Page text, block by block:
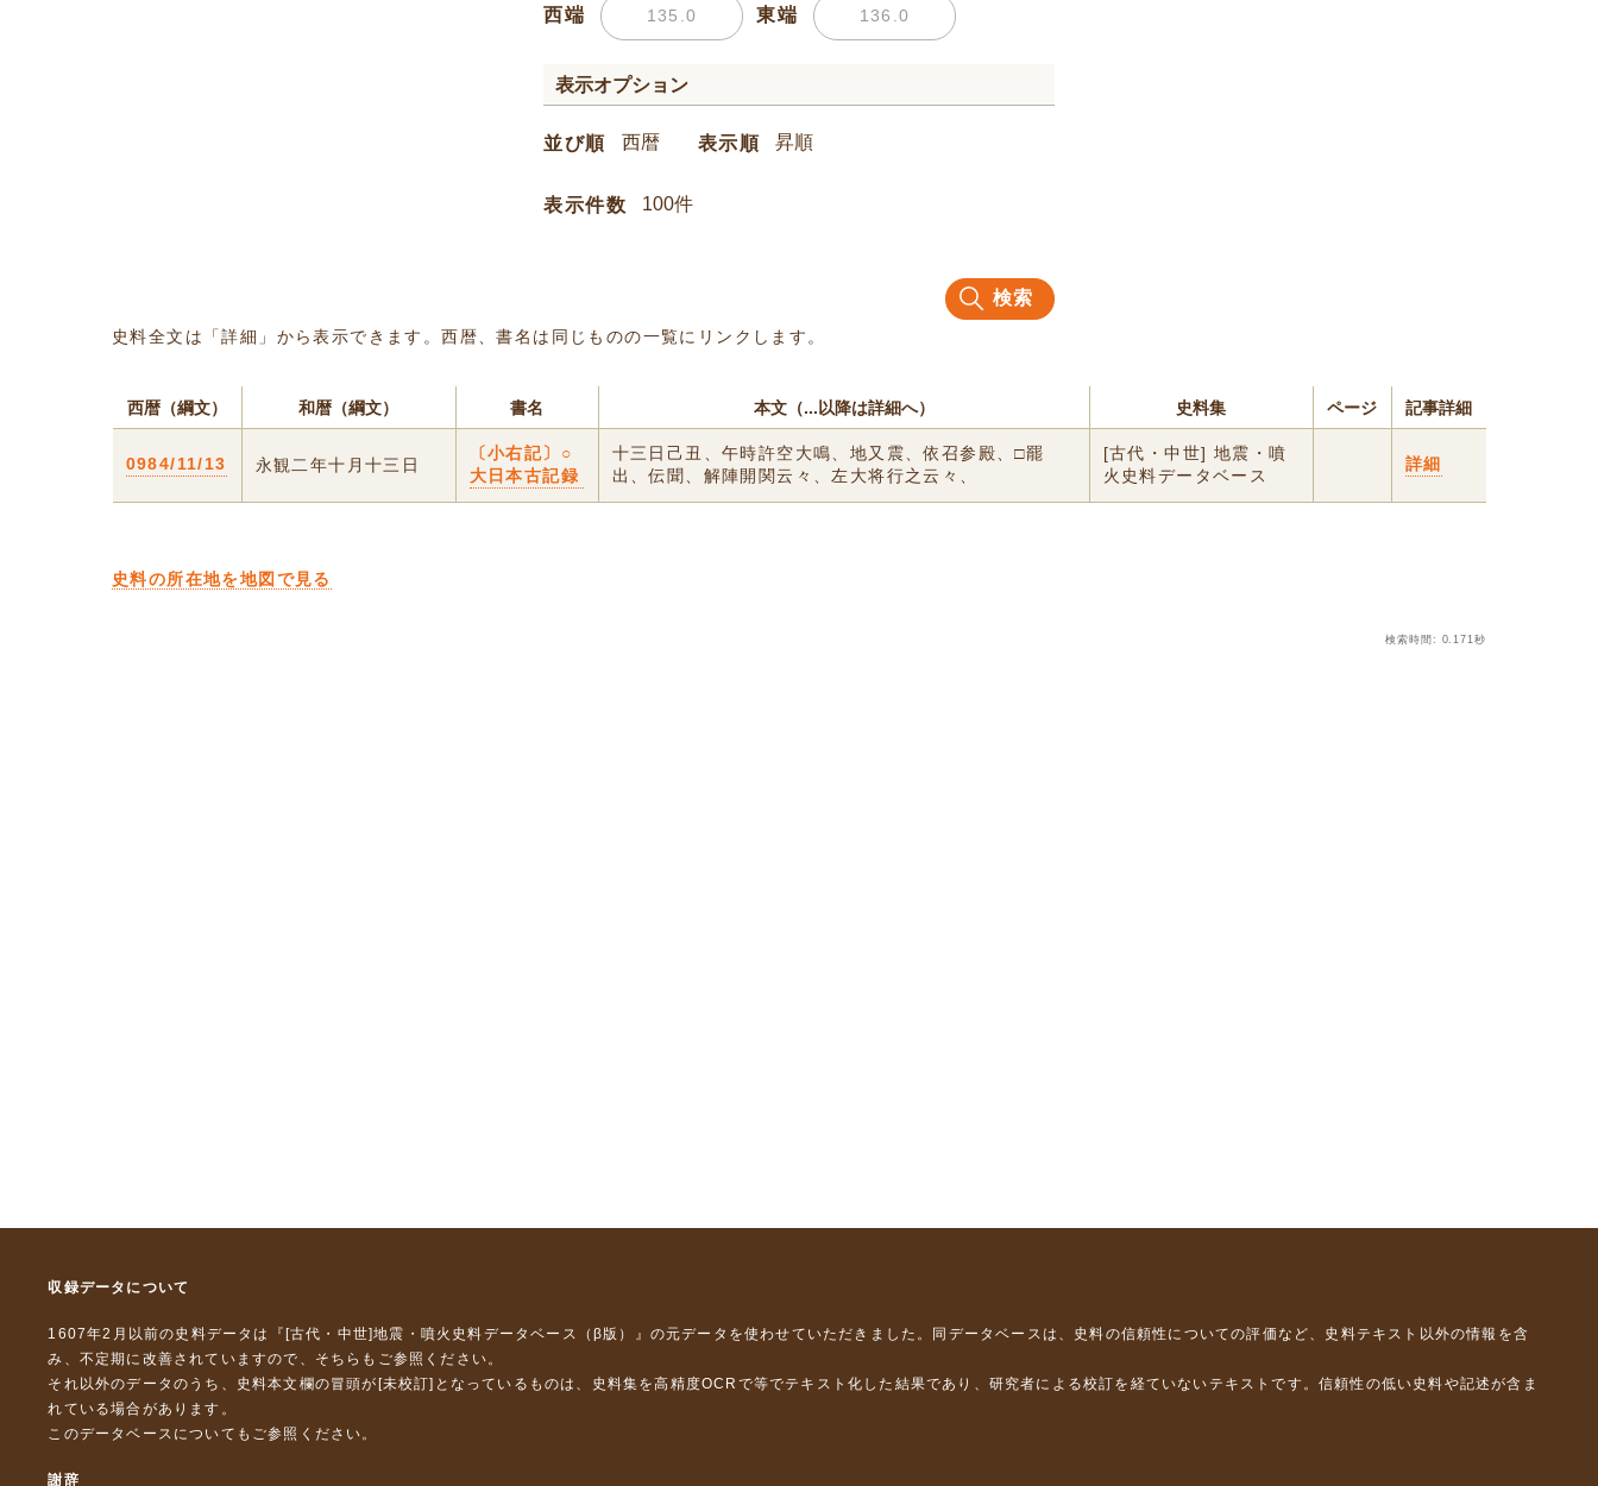
西端 東端
表示オプション
並び順 表示順
表示件数
検索
史料全文は「詳細」から表示できます。西暦、書名は同じものの一覧にリンクします。
西暦（綱文） 和暦（綱文） 書名 本文（...以降は詳細へ） 史料集 ページ 記事詳細
0984/11/13 永観二年十月十三日
〔小右記〕○
大日本古記録
十三日己丑、午時許空大鳴、地又震、依召参殿、□罷
出、伝聞、解陣開関云々、左大将行之云々、
[古代・中世] 地震・噴
火史料データベース
詳細
史料の所在地を地図で見る
検索時間: 0.171秒
収録データについて
1607年2月以前の史料データは『 [古代・中世]地震・噴火史料データベース（β版）』 の元データを使わせていただきました。同データベースは、史料の信頼性についての評価など、史料テキスト以外の情報を含
み、不定期に改善されていますので、 そちら もご参照ください。
それ以外のデータのうち、史料本文欄の冒頭が[未校訂]となっているものは、史料集を高精度OCRで等でテキスト化した結果であり、研究者による校訂を経ていないテキストです。信頼性の低い史料や記述が含ま
れている場合があります。
このデータベースについて もご参照ください。
謝辞